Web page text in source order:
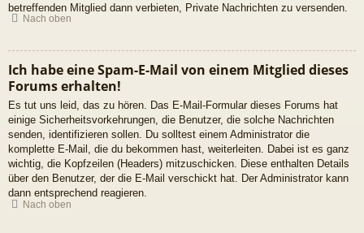
betreffenden Mitglied dann verbieten, Private Nachrichten zu versenden.
Nach oben
Ich habe eine Spam-E-Mail von einem Mitglied dieses
Forums erhalten!
Es tut uns leid, das zu hören. Das E-Mail-Formular dieses Forums hat
einige Sicherheitsvorkehrungen, die Benutzer, die solche Nachrichten
senden, identifizieren sollen. Du solltest einem Administrator die
komplette E-Mail, die du bekommen hast, weiterleiten. Dabei ist es ganz
wichtig, die Kopfzeilen (Headers) mitzuschicken. Diese enthalten Details
über den Benutzer, der die E-Mail verschickt hat. Der Administrator kann
dann entsprechend reagieren.
Nach oben